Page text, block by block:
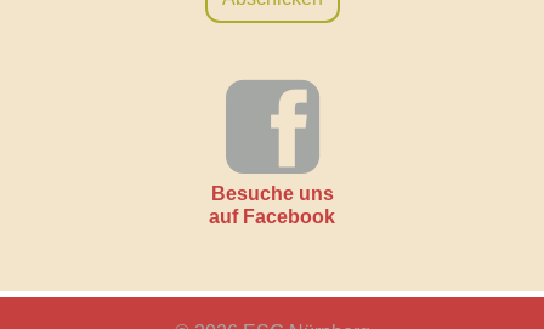
Besuche uns
auf Facebook